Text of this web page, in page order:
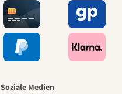
Soziale Medien